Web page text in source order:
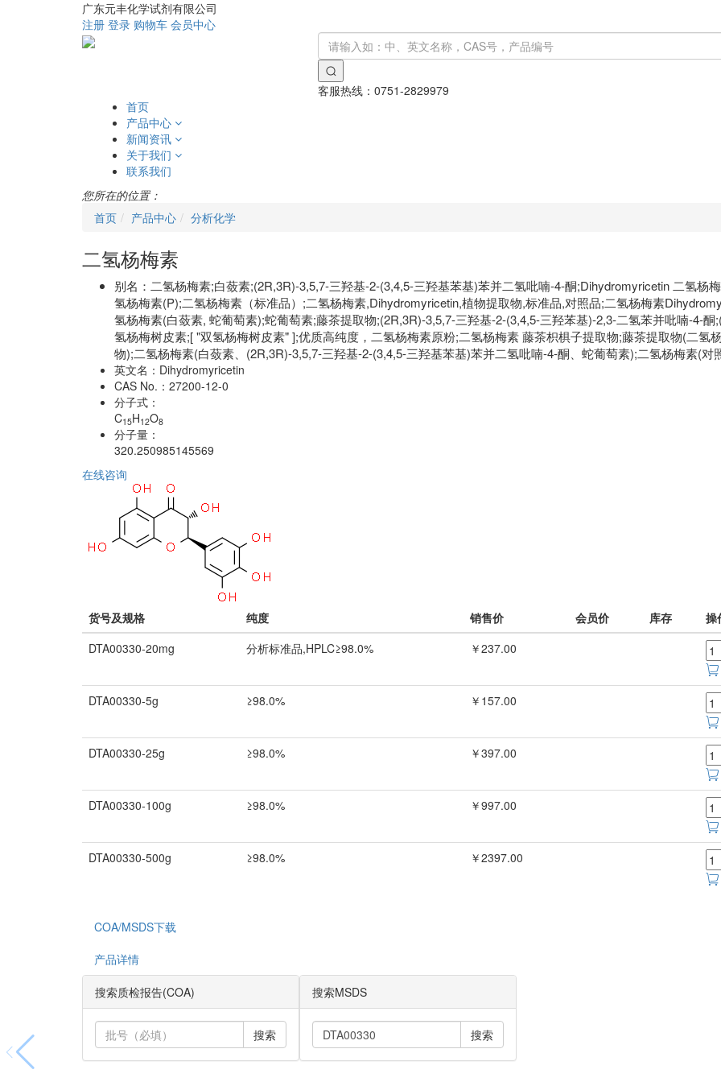
广东元丰化学试剂有限公司
注册 登录 购物车 会员中心
客服热线： 0751-2829979
首页
产品中心
新闻资讯
关于我们
联系我们
您所在的位置：
首页
产品中心 分析化学
二氢杨梅素
别名： 二氢杨梅素;白蔹素;(2R,3R)-3,5,7-三羟基-2-(3,4,5-三羟基苯基)苯并二氢吡喃-4-酮;Dihydromyricetin 二氢杨
氢杨梅素(P);二氢杨梅素（标准品）;二氢杨梅素,Dihydromyricetin,植物提取物,标准品,对照品;二氢杨梅素
氢杨梅素(白蔹素, 蛇葡萄素);蛇葡萄素;藤茶提取物;(2R,3R)-3,5,7-三羟基-2-(3,4,5-三羟苯基)-2,3-二氢苯并吡喃-4-
氢杨梅树皮素;[ "双氢杨梅树皮素" ];优质高纯度，二氢杨梅素原粉;二氢杨梅素 藤茶枳椇子提取物;藤茶提取物(二氢
物);二氢杨梅素(白蔹素、(2R,3R)-3,5,7-三羟基-2-(3,4,5-三羟基苯基)苯并二氢吡喃-4-酮、蛇葡萄素);二氢杨梅素(对
英文名： Dihydromyricetin
CAS No.： 27200-12-0
分子式：
C15H12O8
分子量：
320.250985145569
在线咨询
货号及规格 纯度 销售价 会员价 库存
操
DTA00330-20mg
分析标准品,HPLC≥98.0% ￥237.00
DTA00330-5g ≥98.0% ￥157.00
DTA00330-25g ≥98.0% ￥397.00
DTA00330-100g ≥98.0% ￥997.00
DTA00330-500g ≥98.0% ￥2397.00
COA/MSDS下载
产品详情
搜索质检报告(COA)
搜索
搜索MSDS
搜索